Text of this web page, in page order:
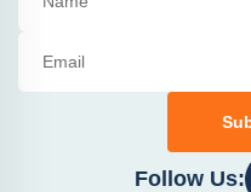
Follow Us: